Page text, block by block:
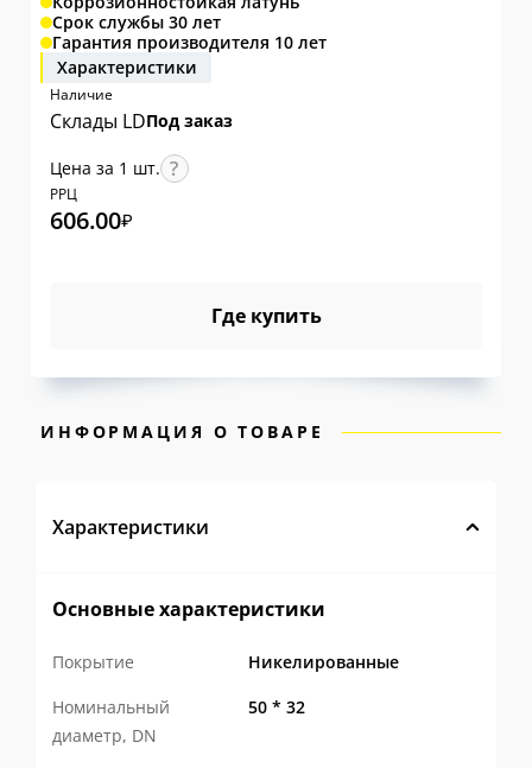
Срок службы 30 лет
Гарантия производителя 10 лет
Характеристики
Наличие
Склады LDПод заказ
Цена за 1 шт.
РРЦ
606.00₽
Где купить
ИНФОРМАЦИЯ О ТОВАРЕ
Характеристики
Основные характеристики
Покрытие
Никелированные
Номинальный
диаметр, DN
50 * 32